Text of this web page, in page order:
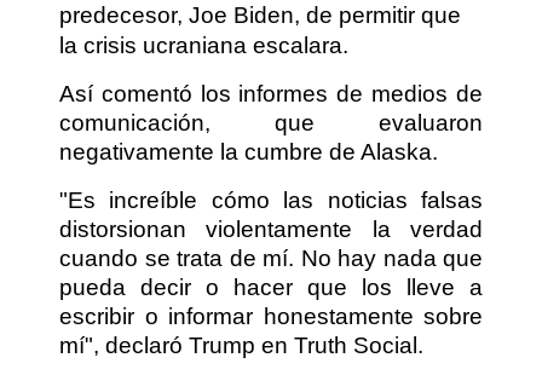
predecesor, Joe Biden, de permitir que
la crisis ucraniana escalara.
Así comentó los informes de medios de
comunicación, que evaluaron
negativamente la cumbre de Alaska.
"Es increíble cómo las noticias falsas
distorsionan violentamente la verdad
cuando se trata de mí. No hay nada que
pueda decir o hacer que los lleve a
escribir o informar honestamente sobre
mí", declaró Trump en Truth Social.